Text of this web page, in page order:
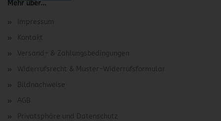
Mehr über...
Impressum
Kontakt
Versand- & Zahlungsbedingungen
Widerrufsrecht & Muster-Widerrufsformular
Bildnachweise
AGB
Privatsphäre und Datenschutz